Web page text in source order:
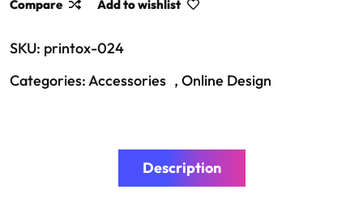
Compare Add to wishlist
SKU: printox-024
Categories:Accessories , Online Design
Description